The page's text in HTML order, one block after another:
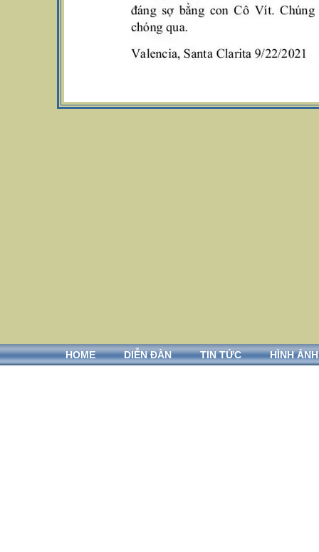
HOME DIỄN ĐÀN TIN TỨC HÌNH ẢNH